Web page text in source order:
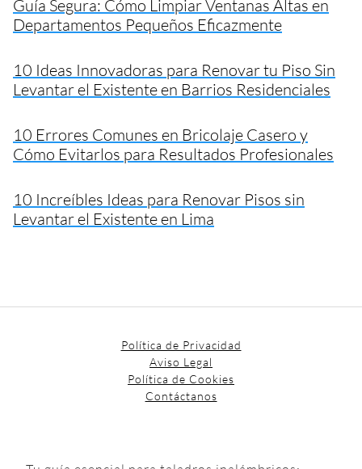
Guía Segura: Cómo Limpiar Ventanas Altas en
Departamentos Pequeños Eficazmente
10 Ideas Innovadoras para Renovar tu Piso Sin
Levantar el Existente en Barrios Residenciales
10 Errores Comunes en Bricolaje Casero y
Cómo Evitarlos para Resultados Profesionales
10 Increíbles Ideas para Renovar Pisos sin
Levantar el Existente en Lima
Política de Privacidad
Aviso Legal
Política de Cookies
Contáctanos